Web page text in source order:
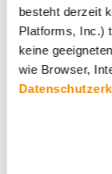
besteht derzeit
Platforms, Inc.)
keine
wie Browser,